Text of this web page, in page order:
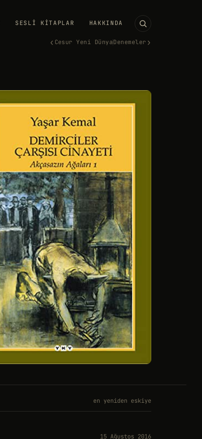
SESLI KITAPLAR HAKKINDA
‹ Cesur Yeni DünyaDenemeler ›
en yeniden eskiye
15 Ağustos 2016